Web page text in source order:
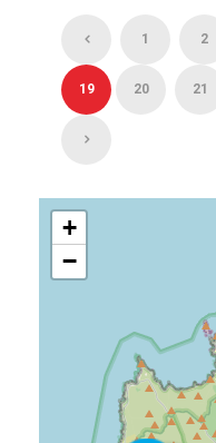
1 2
19 20 21
+
−